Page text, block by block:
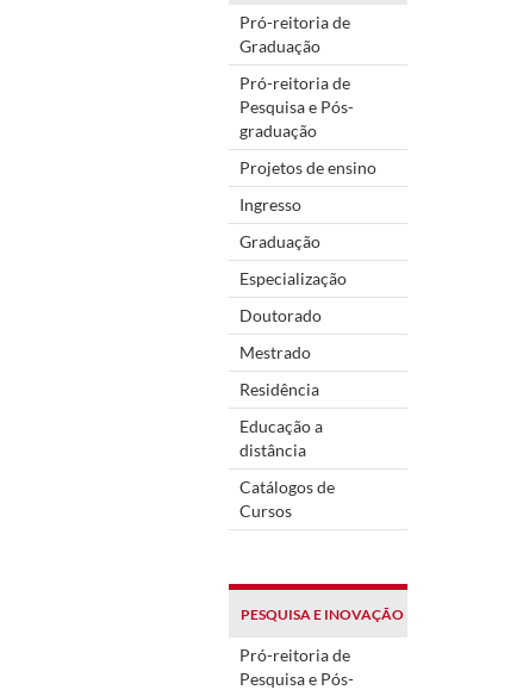
Pró-reitoria de
Graduação
Pró-reitoria de
Pesquisa e Pós-
graduação
Projetos de ensino
Ingresso
Graduação
Especialização
Doutorado
Mestrado
Residência
Educação a
distância
Catálogos de
Cursos
PESQUISA E INOVAÇÃO
Pró-reitoria de
Pesquisa e Pós-